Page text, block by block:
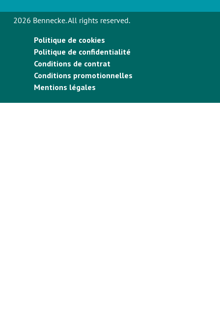
2026 Bennecke. All rights reserved.
Politique de cookies
Politique de confidentialité
Conditions de contrat
Conditions promotionnelles
Mentions légales